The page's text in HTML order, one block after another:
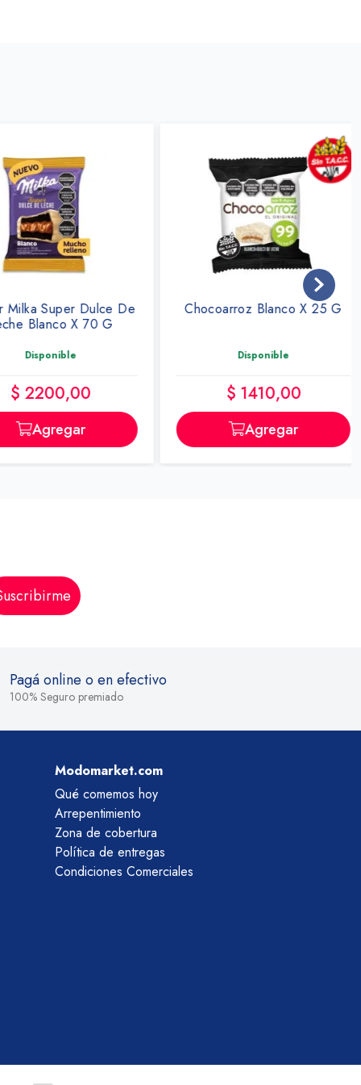
Super Dulce De
Blanco X 70 G
Disponible
2200,00
Agregar
Chocoarroz Blanco X 25 G
Disponible
$ 1410,00
Agregar
Pagá online o en efectivo
100% Seguro premiado
Modomarket.com
Qué comemos hoy
Arrepentimiento
Zona de cobertura
Política de entregas
Condiciones Comerciales